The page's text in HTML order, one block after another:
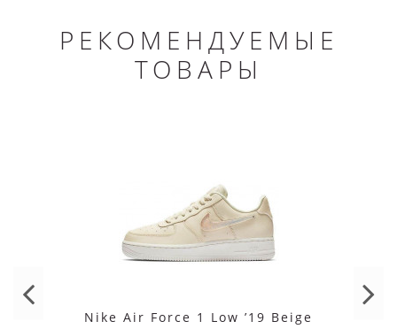
РЕКОМЕНДУЕМЫЕ
ТОВАРЫ
Nike Air Force 1 Low ’19 Beige